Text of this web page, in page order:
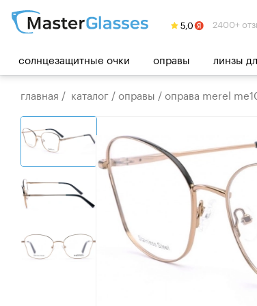
2400+
солнцезащитные очки оправы линзы
главная / каталог /оправы /оправа merel